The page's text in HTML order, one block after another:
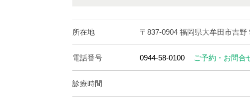
所在地 〒837-0904 福岡県大牟田市吉野
電話番号 0944-58-0100 ご予約・お問合
診療時間